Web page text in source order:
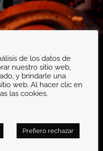
de los datos de
nuestro sitio web,
y brindarle una
web. Al hacer clic en
las cookies.
Prefiero rechazar